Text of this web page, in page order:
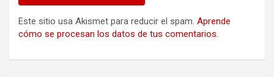
Este sitio usa Akismet para reducir el spam. Aprende
cómo se procesan los datos de tus comentarios.